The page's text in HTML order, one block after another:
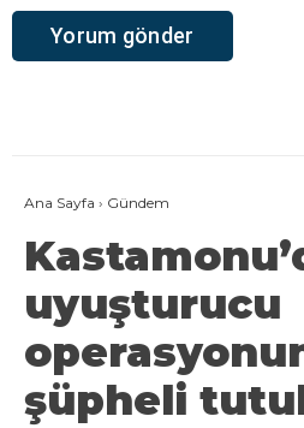
Ana Sayfa › Gündem
uyuşturucu
şüpheli